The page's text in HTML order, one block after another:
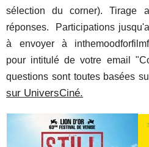
sélection du corner). Tirage
réponses. Participations
à envoyer à
pour intitulé de votre email
questions sont toutes basées
sur UniversCiné.